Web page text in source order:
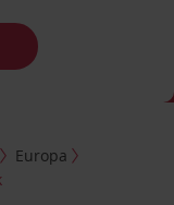
Europa